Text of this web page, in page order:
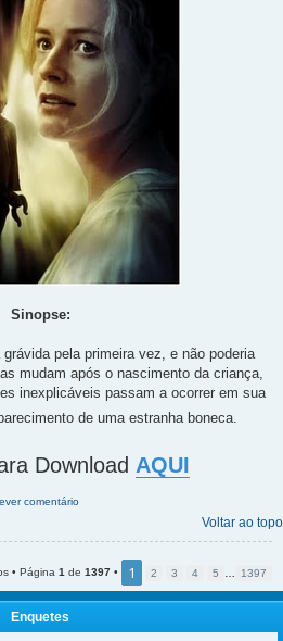
Sinopse:
pela primeira vez, e não poderia
mudam após o nascimento da criança,
inexplicáveis passam a ocorrer em sua
de uma estranha boneca.
Download AQUI
comentário
Voltar ao topo
• Página 1 de 1397 • 1 2 3 4 5 1397
Enquetes